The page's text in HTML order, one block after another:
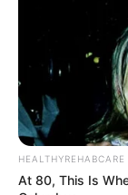
Bikin
Cosplay
Seadanya
HEALTHYREHABCARE
At 80, This Is